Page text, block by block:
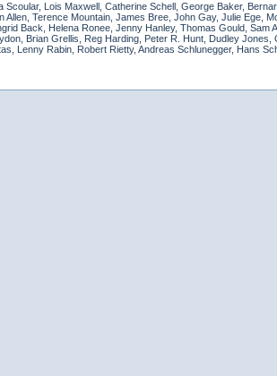
Lois Maxwell, Catherine Schell, George Baker,
Terence Mountain, James Bree, John Gay, Julie Ege,
Back, Helena Ronee, Jenny Hanley, Thomas Gould, Sam
Brian Grellis, Reg Harding, Peter R. Hunt, Dudley Jones,
Lenny Rabin, Robert Rietty, Andreas Schlunegger, Hans